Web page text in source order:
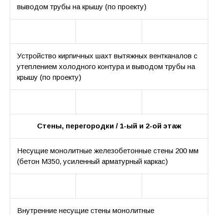
выводом трубы на крышу (по проекту)
Устройство кирпичных шахт вытяжных вентканалов с
утеплением холодного контура и выводом трубы на
крышу (по проекту)
Стены, перегородки / 1-ый и 2-ой этаж
Несущие монолитные железобетонные стены 200 мм
(бетон М350, усиленный арматурный каркас)
Внутренние несущие стены монолитные